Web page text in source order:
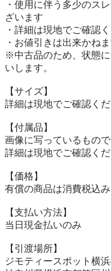
・使用に伴う多少のス
ざいます
・詳細は現地でご確認
・お値引きは出来かね
※中古品のため、状態
いします。
【サイズ】
詳細は現地でご確認く
【付属品】
画像に写っているもの
詳細は現地でご確認く
【価格】
有償の商品は消費税込
【⽀払い⽅法】
当⽇現⾦払いのみ
【引渡場所】
ジモティースポット横